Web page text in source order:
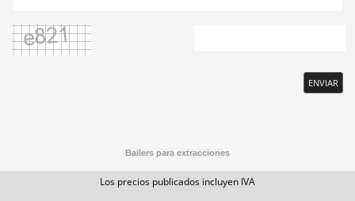
ENVIAR
Bailers para extracciones
Los precios publicados incluyen IVA